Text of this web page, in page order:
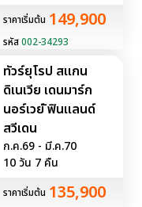
ราคาเริ่มต้น 149,900
รหัส002-34293
ทัวร์ยุโรป สแกน
ดิเนเวีย เดนมาร์ก
นอร์เวย์ ิฟินแลนด์
สวีเดน
ก.ค.69 - มี.ค.70
10 วัน 7 คืน
ราคาเริ่มต้น 135,900